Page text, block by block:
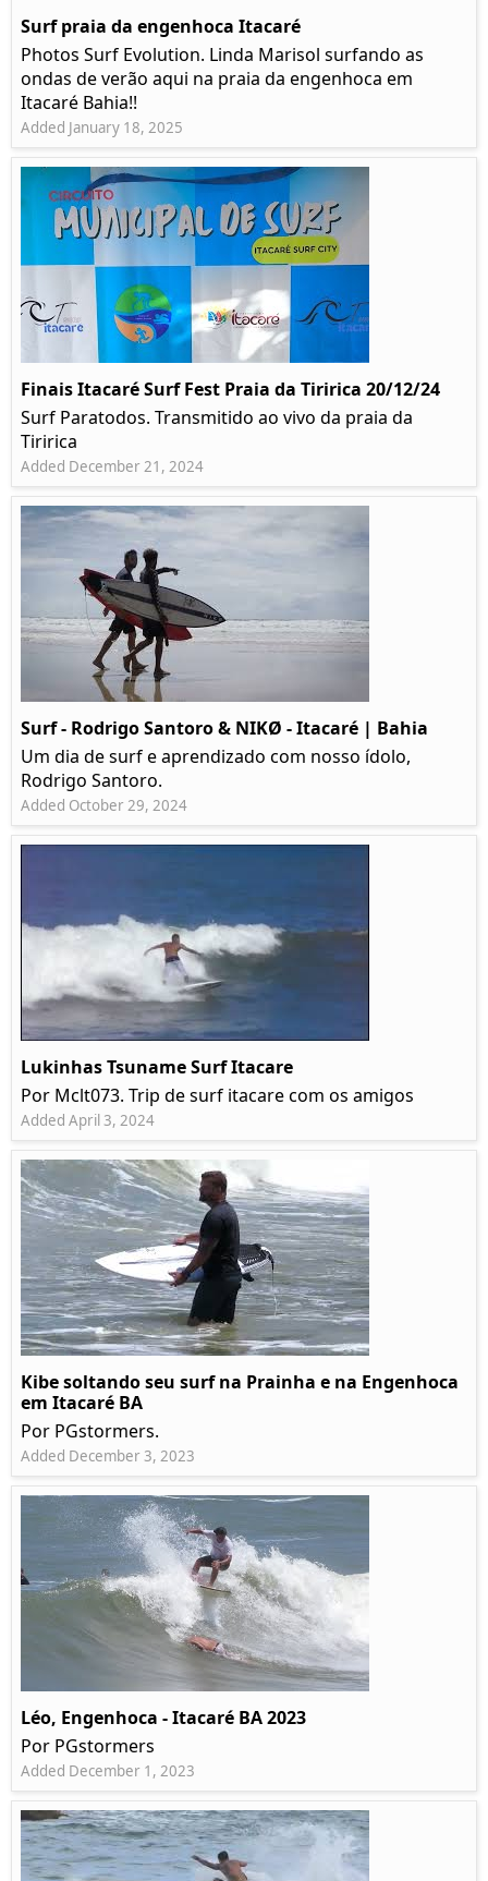
Surf praia da engenhoca Itacaré
Photos Surf Evolution. Linda Marisol surfando as
ondas de verão aqui na praia da engenhoca em
Itacaré Bahia!!
Added January 18, 2025
Finais Itacaré Surf Fest Praia da Tiririca 20/12/24
Surf Paratodos. Transmitido ao vivo da praia da
Tiririca
Added December 21, 2024
Surf - Rodrigo Santoro & NIKØ - Itacaré | Bahia
Um dia de surf e aprendizado com nosso ídolo,
Rodrigo Santoro.
Added October 29, 2024
Lukinhas Tsuname Surf Itacare
Por Mclt073. Trip de surf itacare com os amigos
Added April 3, 2024
Kibe soltando seu surf na Prainha e na Engenhoca
em Itacaré BA
Por PGstormers.
Added December 3, 2023
Léo, Engenhoca - Itacaré BA 2023
Por PGstormers
Added December 1, 2023